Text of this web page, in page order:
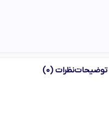
توضیحاتنظرات (0)